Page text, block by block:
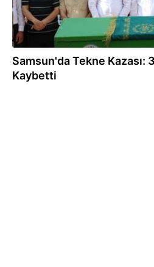
Samsun'da Tekne Kazası:
Kaybetti